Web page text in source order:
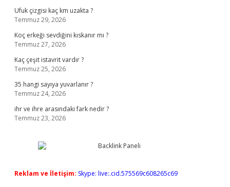
Ufuk çizgisi kaç km uzakta ?
Temmuz 29, 2026
Koç erkeği sevdiğini kıskanır mı ?
Temmuz 27, 2026
Kaç çeşit istavrit vardır ?
Temmuz 25, 2026
35 hangi sayıya yuvarlanır ?
Temmuz 24, 2026
ihr ve ihre arasındaki fark nedir ?
Temmuz 23, 2026
Reklam ve İletişim: Skype: live:.cid.575569c608265c69